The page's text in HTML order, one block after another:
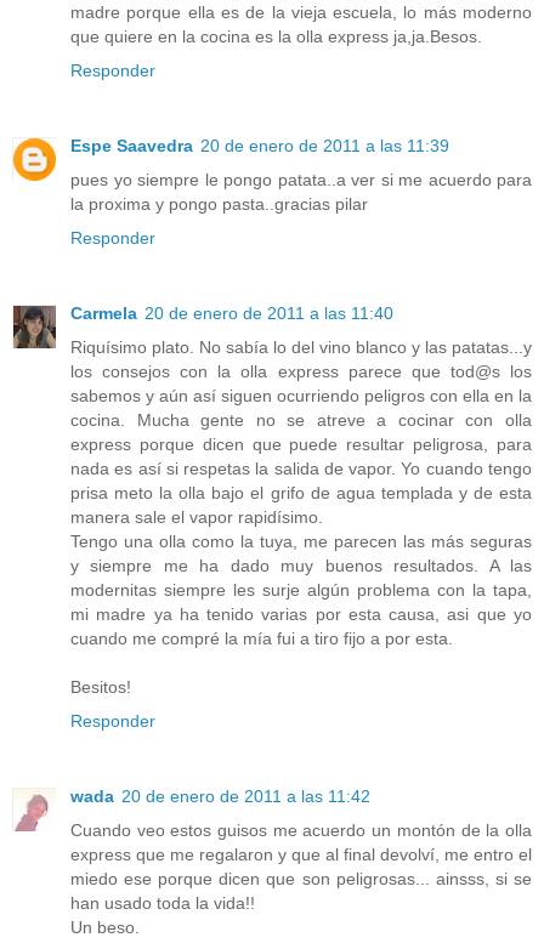
madre porque ella es de la vieja escuela, lo más moderno
que quiere en la cocina es la olla express ja,ja.Besos.
Responder
Espe Saavedra 20 de enero de 2011 a las 11:39
pues yo siempre le pongo patata..a ver si me acuerdo para
la proxima y pongo pasta..gracias pilar
Responder
Carmela 20 de enero de 2011 a las 11:40
Riquísimo plato. No sabía lo del vino blanco y las patatas...y
los consejos con la olla express parece que tod@s los
sabemos y aún así siguen ocurriendo peligros con ella en la
cocina. Mucha gente no se atreve a cocinar con olla
express porque dicen que puede resultar peligrosa, para
nada es así si respetas la salida de vapor. Yo cuando tengo
prisa meto la olla bajo el grifo de agua templada y de esta
manera sale el vapor rapidísimo.
Tengo una olla como la tuya, me parecen las más seguras
y siempre me ha dado muy buenos resultados. A las
modernitas siempre les surje algún problema con la tapa,
mi madre ya ha tenido varias por esta causa, asi que yo
cuando me compré la mía fui a tiro fijo a por esta.
Besitos!
Responder
wada 20 de enero de 2011 a las 11:42
Cuando veo estos guisos me acuerdo un montón de la olla
express que me regalaron y que al final devolví, me entro el
miedo ese porque dicen que son peligrosas... ainsss, si se
han usado toda la vida!!
Un beso.